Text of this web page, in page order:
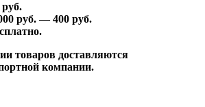
руб.
руб. —400 руб.
товаров доставляются
компании.